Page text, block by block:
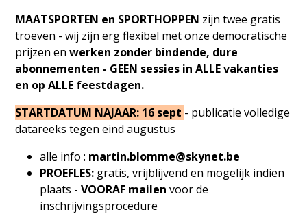
MAATSPORTEN en SPORTHOPPEN zijn twee gratis
troeven - wij zijn erg flexibel met onze democratische
prijzen en werken zonder bindende, dure
abonnementen - GEEN sessies in ALLE vakanties
en op ALLE feestdagen.
STARTDATUM NAJAAR: 16 sept - publicatie volledige
datareeks tegen eind augustus
alle info : martin.blomme@skynet.be
PROEFLES: gratis, vrijblijvend en mogelijk indien
plaats - VOORAF mailenvoor de
inschrijvingsprocedure